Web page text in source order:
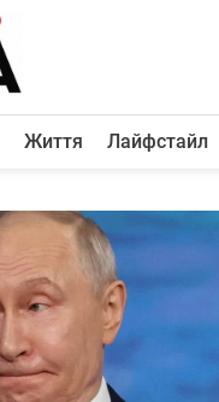
Життя Лайфстайл